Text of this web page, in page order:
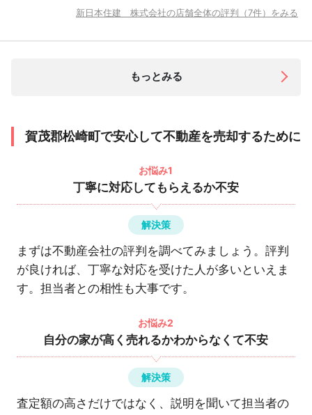
新日本住建 株式会社の店舗全体の評判（7件）をみる
もっとみる
賀茂郡松崎町で安心して不動産を売却するために
お悩み1
丁寧に対応してもらえるか不安
解決策
まずは不動産会社の評判を調べてみましょう。評判
が良ければ、丁寧な対応を受けた人が多いといえま
す。担当者との相性も大事です。
お悩み2
自分の家が高く売れるかわからなくて不安
解決策
査定額の高さだけではなく、説明を聞いて担当者の